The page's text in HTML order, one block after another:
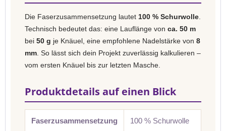
Die Faserzusammensetzung lautet 100 % Schurwolle
Technisch bedeutet das: eine Lauflänge von ca. 50 m
bei 50 g je Knäuel, eine empfohlene Nadelstärke von 8
mm . So lässt sich dein Projekt zuverlässig kalkulieren –
vom ersten Knäuel bis zur letzten Masche.
Produktdetails auf einen Blick
Faserzusammensetzung 100 % Schurwolle